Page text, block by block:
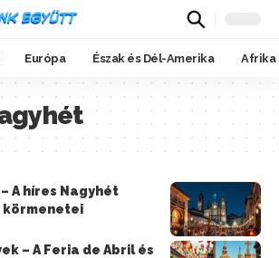
Európa Észak és Dél-Amerika Afrika
A híres Nagyhét
körmenetei
– A Feria de Abril és